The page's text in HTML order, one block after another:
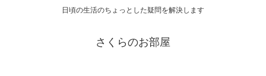
日頃の生活のちょっとした疑問を解決します
さくらのお部屋